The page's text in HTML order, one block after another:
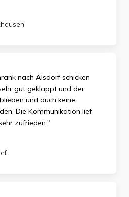
nach Alsdorf schicken
gut geklappt und der
und auch keine
Die Kommunikation lief
zufrieden."